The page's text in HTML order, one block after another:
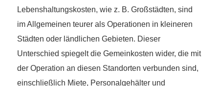
Lebenshaltungskosten, wie z. B. Großstädten, sind
im Allgemeinen teurer als Operationen in kleineren
Städten oder ländlichen Gebieten. Dieser
Unterschied spiegelt die Gemeinkosten wider, die mit
der Operation an diesen Standorten verbunden sind,
einschließlich Miete, Personalgehälter und